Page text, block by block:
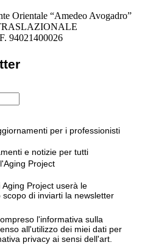
Orientale “Amedeo Avogadro”
94021400026
per i professionisti
e notizie per tutti
Project
Aging Project userà le
di inviarti la newsletter
l'informativa sulla
all'utilizzo dei miei dati per
privacy ai sensi dell'art.